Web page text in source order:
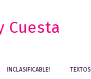
Cuesta
INCLASIFICABLE! TEXTOS